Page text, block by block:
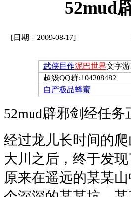
52mud
[日期：2009-08-17]
武侠巨作泥巴世界文字
超级QQ群:104208482
自产极品蜂蜜
52mud辟邪剑经任
经过龙儿长时间的
大川之后，终于发
原来在遥远的某某